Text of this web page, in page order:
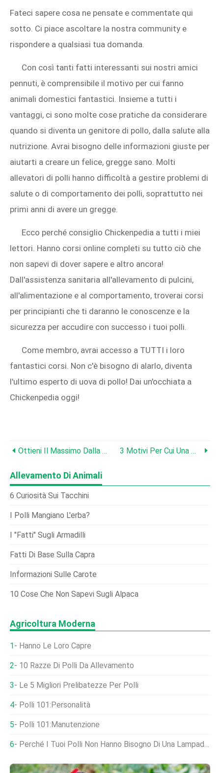
Fateci sapere cosa ne pensate e commentate qui
sotto. Ci piace ascoltare la nostra community e
rispondere a qualsiasi tua domanda.
Con così tanti fatti interessanti sui nostri amici
pennuti, è comprensibile il motivo per cui fanno
animali domestici fantastici. Insieme a tutti i
vantaggi, ci sono molte cose pratiche da considerare
quando si diventa un genitore di pollo, dalla salute alla
nutrizione. Avrai bisogno delle informazioni giuste per
aiutarti a creare un felice, gregge sano. Molti
allevatori di polli hanno difficoltà a gestire problemi di
salute o di comportamento dei polli, soprattutto nei
primi anni di avere un gregge.
Ecco perché consiglio Chickenpedia a tutti i miei
lettori. Hanno corsi online completi su tutto ciò che
non sapevi di dover sapere e altro ancora!
Dall'assistenza sanitaria all'allevamento di pulcini,
all'alimentazione e al comportamento, troverai corsi
per principianti che ti daranno le conoscenze e la
sicurezza per accudire con successo i tuoi polli.
Come membro, avrai accesso a TUTTI i loro
fantastici corsi. Non c'è bisogno di alarlo, diventa
l'ultimo esperto di uova di pollo! Dai un'occhiata a
Chickenpedia oggi!
Ottieni Il Massimo Dalla Tua Porta Automatica 3 Motivi Per Cui Una Mangiatoia A Pedale È La Migliore Per I Tuoi Polli
Allevamento Di Animali
6 Curiosità Sui Tacchini
I Polli Mangiano L'erba?
I "fatti" Sugli Armadilli
Fatti Di Base Sulla Capra
Informazioni Sulle Carote
10 Cose Che Non Sapevi Sugli Alpaca
Agricoltura Moderna
Hanno Le Loro Capre
10 Razze Di Polli Da Allevamento
Le 5 Migliori Prelibatezze Per Polli
Polli 101:Personalità
Polli 101:Manutenzione
Perché I Tuoi Polli Non Hanno Bisogno Di Una Lampada Di Calore?